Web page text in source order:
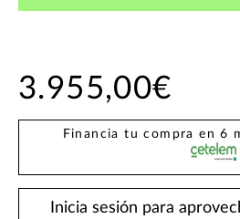
3.955,00€
Financia tu compra en 6
Inicia sesión para